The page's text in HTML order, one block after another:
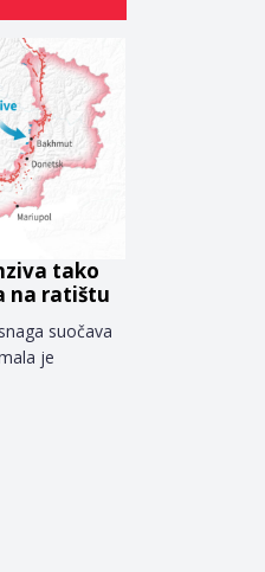
tako
na ratištu
suočava
je